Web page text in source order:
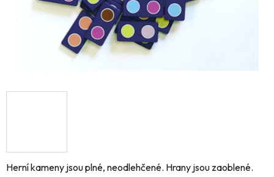
Herní kameny jsou plné, neodlehčené. Hrany jsou zaoblené.